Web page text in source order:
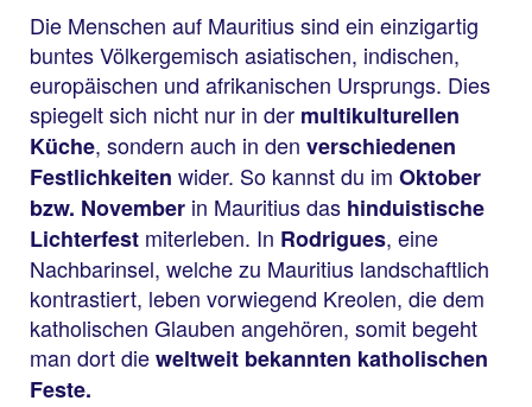
Die Menschen auf Mauritius sind ein einzigartig
buntes Völkergemisch asiatischen, indischen,
europäischen und afrikanischen Ursprungs. Dies
spiegelt sich nicht nur in der multikulturellen
Küche, sondern auch in den verschiedenen
Festlichkeiten wider. So kannst du im Oktober
bzw. November in Mauritius das hinduistische
Lichterfest miterleben. In Rodrigues, eine
Nachbarinsel, welche zu Mauritius landschaftlich
kontrastiert, leben vorwiegend Kreolen, die dem
katholischen Glauben angehören, somit begeht
man dort dieweltweit bekannten katholischen
Feste.